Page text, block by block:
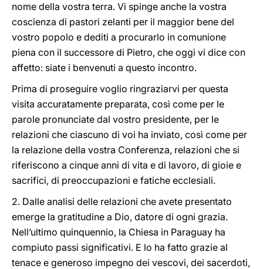
nome della vostra terra. Vi spinge anche la vostra
coscienza di pastori zelanti per il maggior bene del
vostro popolo e dediti a procurarlo in comunione
piena con il successore di Pietro, che oggi vi dice con
affetto: siate i benvenuti a questo incontro.
Prima di proseguire voglio ringraziarvi per questa
visita accuratamente preparata, così come per le
parole pronunciate dal vostro presidente, per le
relazioni che ciascuno di voi ha inviato, così come per
la relazione della vostra Conferenza, relazioni che si
riferiscono a cinque anni di vita e di lavoro, di gioie e
sacrifici, di preoccupazioni e fatiche ecclesiali.
2. Dalle analisi delle relazioni che avete presentato
emerge la gratitudine a Dio, datore di ogni grazia.
Nell’ultimo quinquennio, la Chiesa in Paraguay ha
compiuto passi significativi. E lo ha fatto grazie al
tenace e generoso impegno dei vescovi, dei sacerdoti,